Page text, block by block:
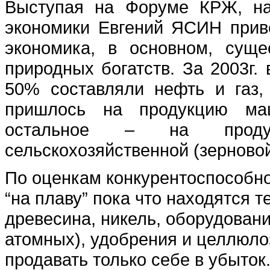
Выступая на Форуме КРЖ,
экономики Евгений ЯСИН
экономика, в основном,
природных богатств. За
50% составляли нефть и
пришлось на продукцию
остальное – на
сельскохозяйственной
По оценкам
“на плаву” пока что находятся
древесина, никель,
атомных), удобрения и
продавать только себе в убыток.